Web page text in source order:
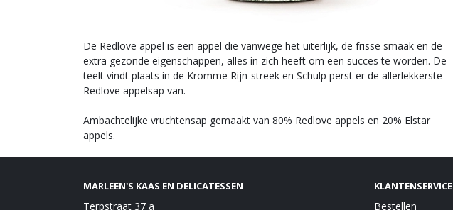
De Redlove appel is een appel die vanwege het uiterlijk, de frisse smaak en de
extra gezonde eigenschappen, alles in zich heeft om een succes te worden. De
teelt vindt plaats in de Kromme Rijn-streek en Schulp perst er de allerlekkerste
Redlove appelsap van.
Ambachtelijke vruchtensap gemaakt van 80% Redlove appels en 20% Elstar
appels.
MARLEEN'S KAAS EN DELICATESSEN
Terpstraat 37 a
KLANTENSERVICE
Bestellen